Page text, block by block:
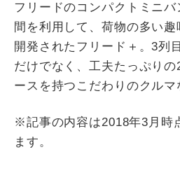
フリードのコンパクトミニ
間を利用して、荷物の多い
開発されたフリード＋。3列
だけでなく、工夫たっぷり
ースを持つこだわりのクルマ
※記事の内容は2018年3月時
ます。